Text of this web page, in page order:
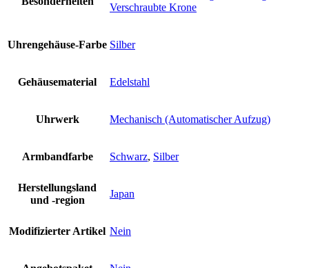
Verschraubte Krone
Uhrengehäuse-Farbe Silber
Gehäusematerial Edelstahl
Uhrwerk Mechanisch (Automatischer Aufzug)
Armbandfarbe Schwarz, Silber
Herstellungsland
und -region
Japan
Modifizierter Artikel Nein